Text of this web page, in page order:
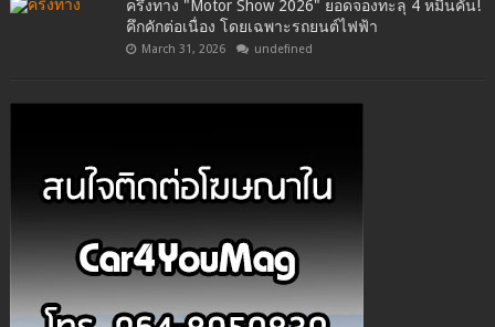
ครึ่งทาง "Motor Show 2026" ยอดจองทะลุ 4 หมื่นคัน!
คึกคักต่อเนื่อง โดยเฉพาะรถยนต์ไฟฟ้า
March 31, 2026 undefined